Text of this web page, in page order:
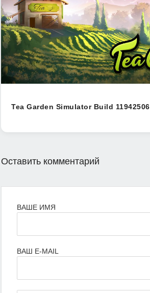
Tea Garden Simulator Build 11942506
Оставить комментарий
ВАШЕ ИМЯ
ВАШ E-MAIL